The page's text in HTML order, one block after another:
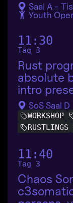
Saal A -
Youth
11:30
Tag 3
Rust
absolute
intro
SoS Saal D
WORKSHOP
RUSTLINGS
11:40
Tag 3
Chaos